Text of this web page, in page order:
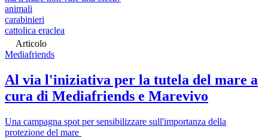
animali
carabinieri
cattolica eraclea
Articolo
Mediafriends
Al via l'iniziativa per la tutela del mare a
cura di Mediafriends e Marevivo
Una campagna spot per sensibilizzare sull'importanza della
protezione del mare